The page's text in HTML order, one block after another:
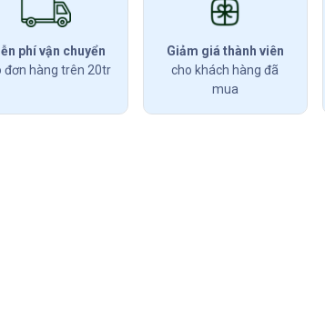
phí vận chuyển
đơn hàng trên 20tr
Giảm giá thành viên
cho khách hàng đã
mua